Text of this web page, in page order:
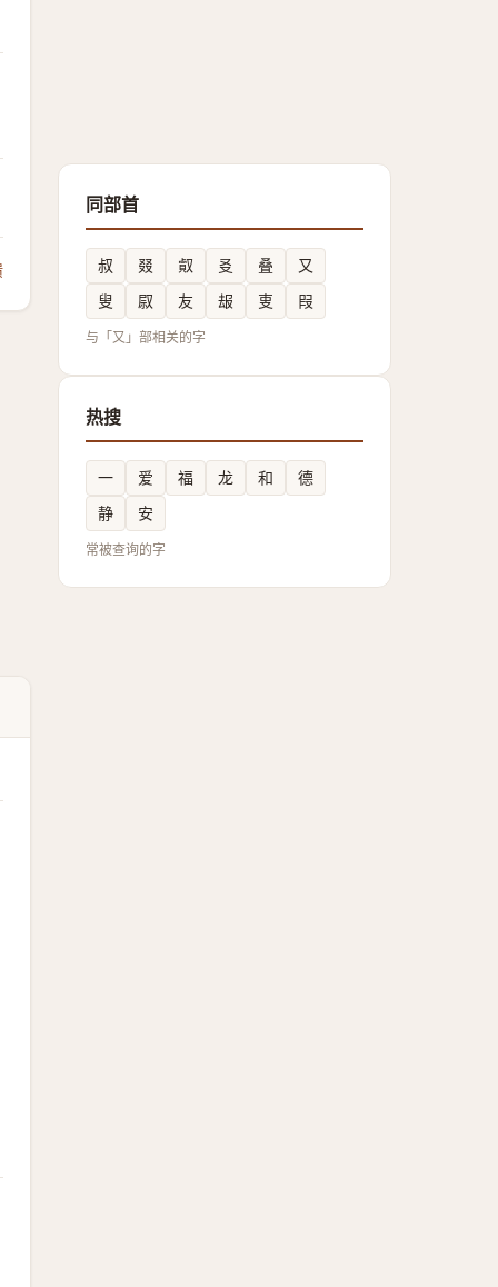
同部首
叔 叕 㕢 㕛 叠
又
叟
叞 友 叝 叓 叚
与「又」部相关的字
热搜
一 爱 福 龙 和
德
静
安
常被查询的字